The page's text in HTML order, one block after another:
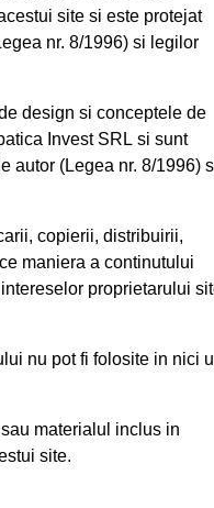
site si este protejat
nr. 8/1996) si legilor
design si conceptele de
Invest SRL si sunt
autor (Legea nr. 8/1996)
copierii, distribuirii,
maniera a continutului
proprietarului
nu pot fi folosite in nici
materialul inclus in
site.